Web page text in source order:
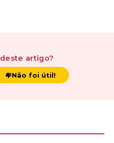
deste artigo?
Não foi útil!